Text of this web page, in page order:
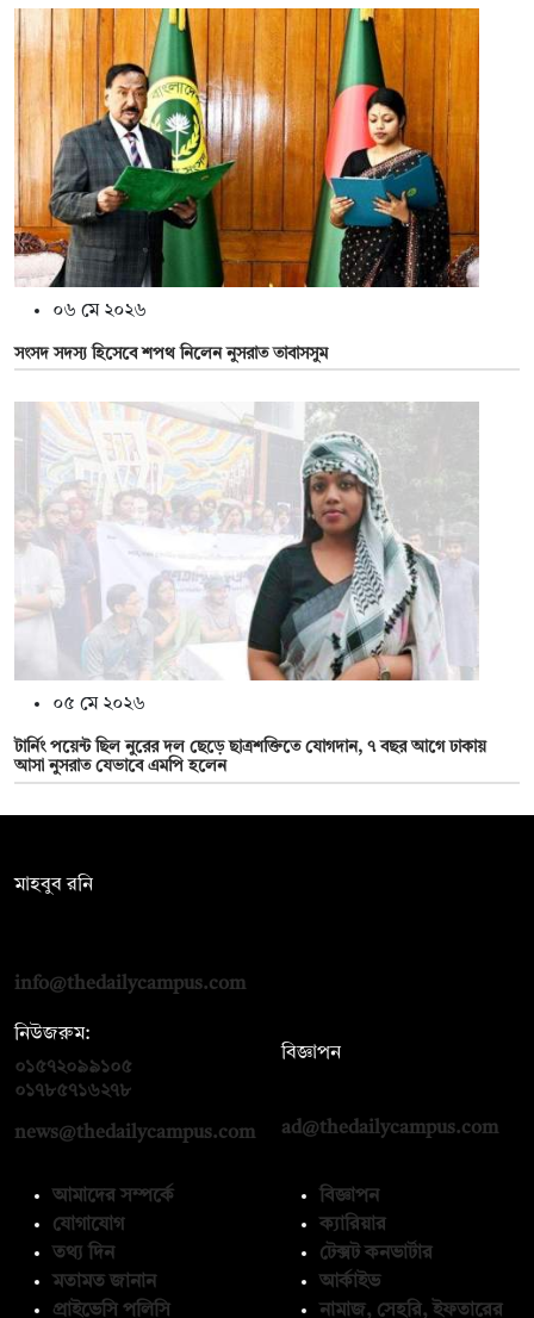
০৬ মে ২০২৬
সংসদ সদস্য হিসেবে শপথ নিলেন নুসরাত তাবাসসুম
০৫ মে ২০২৬
টার্নিং পয়েন্ট ছিল নুরের দল ছেড়ে ছাত্রশক্তিতে যোগদান, ৭ বছর আগে ঢাকায়
আসা নুসরাত যেভাবে এমপি হলেন
মাহবুব রনি
info@thedailycampus.com
নিউজরুম:
০১৫৭২০৯৯১০৫
০১৭৮৫৭১৬২৭৮
news@thedailycampus.com
বিজ্ঞাপন
ad@thedailycampus.com
আমাদের সম্পর্কে
যোগাযোগ
তথ্য দিন
মতামত জানান
প্রাইভেসি পলিসি
বিজ্ঞাপন
ক্যারিয়ার
টেক্সট কনভার্টার
আর্কাইভ
নামাজ, সেহরি, ইফতারের